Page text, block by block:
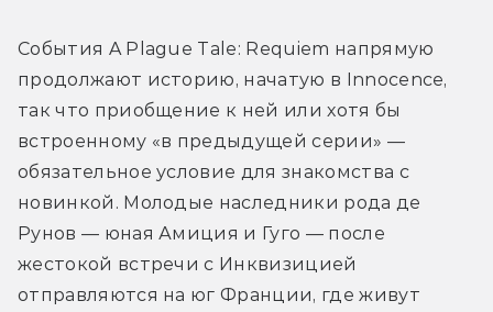
События A Plague Tale: Requiem напрямую
продолжают историю, начатую в Innocence,
так что приобщение к ней или хотя бы
встроенному «в предыдущей серии» —
обязательное условие для знакомства с
новинкой. Молодые наследники рода де
Рунов — юная Амиция и Гуго — после
жестокой встречи с Инквизицией
отправляются на юг Франции, где живут